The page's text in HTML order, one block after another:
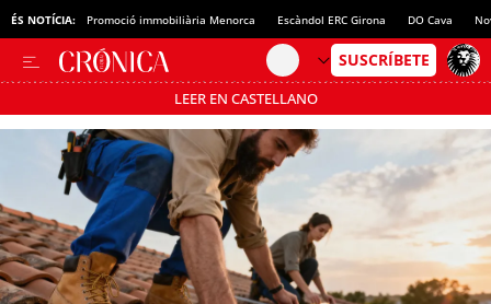
ÉS NOTÍCIA: Promoció immobiliària Menorca Escàndol ERC Girona DO Cava
LEER EN CASTELLANO
Passa’t al mode estalvi